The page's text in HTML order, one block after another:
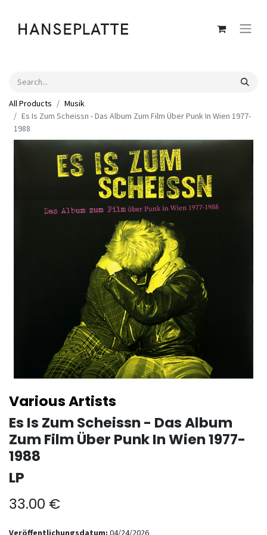
All Products
Musik
Es Is Zum Scheissn - Das Album Zum Film Über Punk In Wien 1977-
1988
Various Artists
Es Is Zum Scheissn - Das Album
Zum Film Über Punk In Wien 1977-
1988
LP
33.00 €
Veröffentlichungsdatum: 04/24/2026